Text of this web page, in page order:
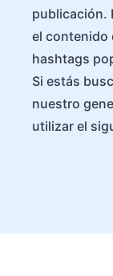
publicación.
el contenido
hashtags
Si estás
nuestro
utilizar el